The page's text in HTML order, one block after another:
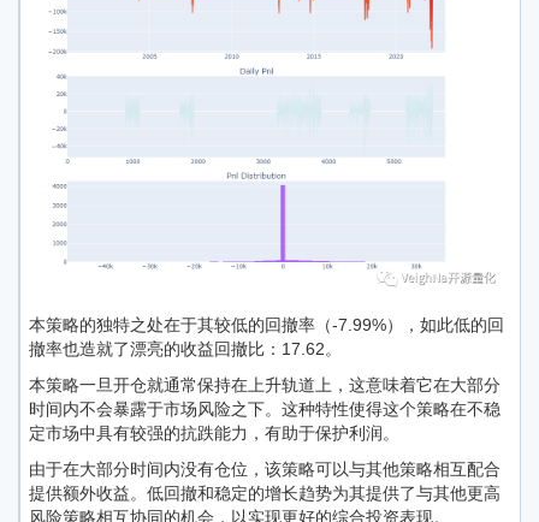
本策略的独特之处在于其较低的回撤率（-7.99%），如此低的回
撤率也造就了漂亮的收益回撤比：17.62。
本策略一旦开仓就通常保持在上升轨道上，这意味着它在大部分
时间内不会暴露于市场风险之下。这种特性使得这个策略在不稳
定市场中具有较强的抗跌能力，有助于保护利润。
由于在大部分时间内没有仓位，该策略可以与其他策略相互配合
提供额外收益。低回撤和稳定的增长趋势为其提供了与其他更高
风险策略相互协同的机会，以实现更好的综合投资表现。